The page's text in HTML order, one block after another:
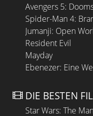
Avengers 5:
Spider-Man 4:
Jumanji: Open
Resident Evil
Mayday
Ebenezer: Eine
DIE BESTEN
Star Wars: The